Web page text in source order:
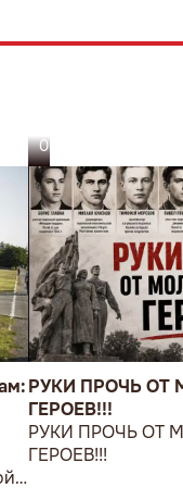
05.08.26
РУКИ ПРОЧЬ ОТ
ГЕРОЕВ!!!
РУКИ ПРОЧЬ ОТ
ГЕРОЕВ!!!